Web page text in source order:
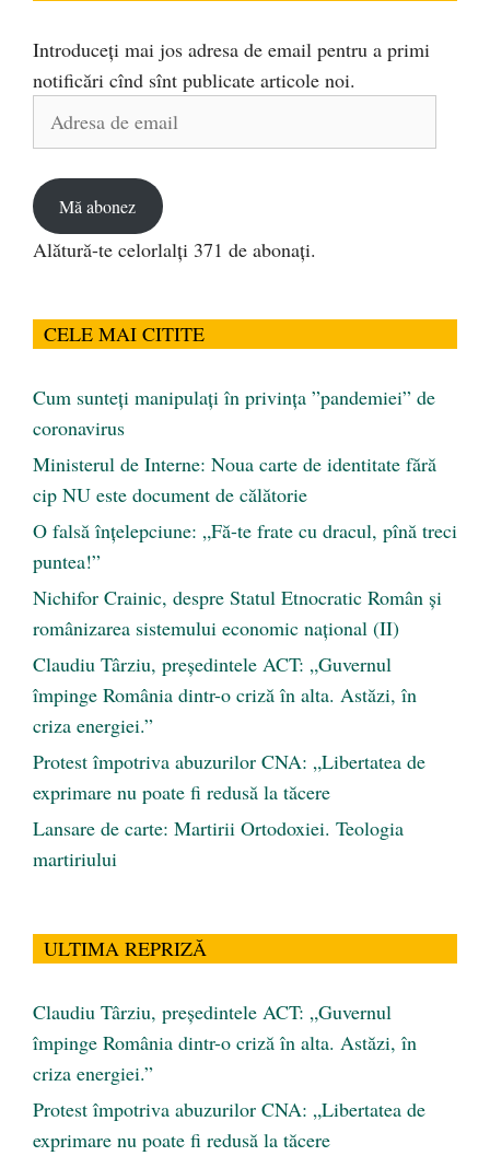
Introduceți mai jos adresa de email pentru a primi
notificări cînd sînt publicate articole noi.
Adresa
Mă abonez
Alătură-te celorlalți 371 de abonați.
CELE MAI CITITE
Cum sunteți manipulați în privința ”pandemiei” de
coronavirus
Ministerul de Interne: Noua carte de identitate fără
cip NU este document de călătorie
O falsă înțelepciune: „Fă-te frate cu dracul, pînă treci
puntea!”
Nichifor Crainic, despre Statul Etnocratic Român şi
românizarea sistemului economic naţional (II)
Claudiu Târziu, președintele ACT: „Guvernul
împinge România dintr-o criză în alta. Astăzi, în
criza energiei.”
Protest împotriva abuzurilor CNA: „Libertatea de
exprimare nu poate fi redusă la tăcere
Lansare de carte: Martirii Ortodoxiei. Teologia
martiriului
ULTIMA REPRIZĂ
Claudiu Târziu, președintele ACT: „Guvernul
împinge România dintr-o criză în alta. Astăzi, în
criza energiei.”
Protest împotriva abuzurilor CNA: „Libertatea de
exprimare nu poate fi redusă la tăcere